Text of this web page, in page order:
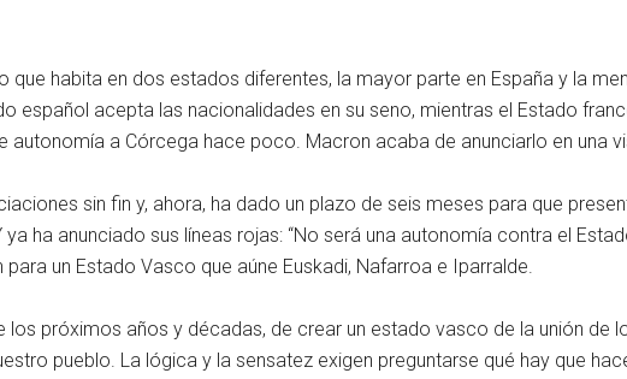
que habita en dos estados diferentes, la mayor parte en España y la
español acepta las nacionalidades en su seno, mientras el Estado
autonomía a Córcega hace poco. Macron acaba de anunciarlo en una
sin fin y, ahora, ha dado un plazo de seis meses para que
ha anunciado sus líneas rojas: “No será una autonomía contra el
un Estado Vasco que aúne Euskadi, Nafarroa e Iparralde.
los próximos años y décadas, de crear un estado vasco de la unión de
pueblo. La lógica y la sensatez exigen preguntarse qué hay que